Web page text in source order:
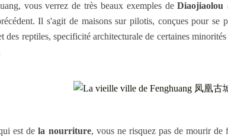
vous verrez de très beaux exemples deDiaojiaolou
Il s'agit de maisons sur pilotis, conçues pour se
des reptiles, specificité architecturale de certaines
est dela nourriture, vous ne risquez pas de mourir